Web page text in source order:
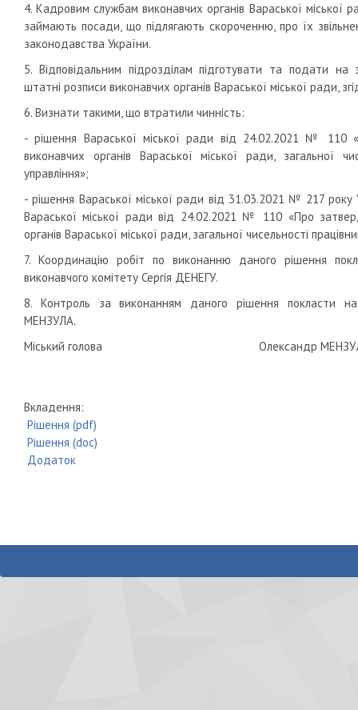
4. Кадровим службам виконавчих органів Вараської міської
займають посади, що підлягають скороченню, про їх
законодавства України.
5. Відповідальним підрозділам підготувати та подати на
штатні розписи виконавчих органів Вараської міської ради,
6. Визнати такими, що втратили чинність:
- рішення Вараської міської ради від 24.02.2021 № 110
виконавчих органів Вараської міської ради, загальної
управління»;
- рішення Вараської міської ради від 31.03.2021 № 217
Вараської міської ради від 24.02.2021 № 110 «Про
органів Вараської міської ради, загальної чисельності
7. Координацію робіт по виконанню даного рішення
виконавчого комітету Сергія ДЕНЕГУ.
8. Контроль за виконанням даного рішення покласти на
МЕНЗУЛА.
Міський голова Олександр
Вкладення:
Рішення (pdf)
Рішення (doc)
Додаток